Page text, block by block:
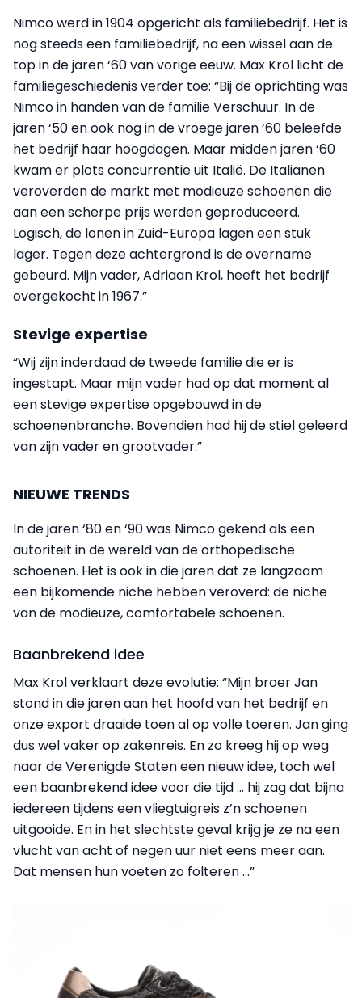
Nimco werd in 1904 opgericht als familie­bedrijf. Het is
nog steeds een familiebedrijf, na een wissel aan de
top in de jaren ‘60 van vorige eeuw. Max Krol licht de
familiegeschiedenis verder toe: “Bij de oprichting was
Nimco in handen van de familie Verschuur. In de
jaren ‘50 en ook nog in de vroege jaren ‘60 beleefde
het bedrijf haar hoogdagen. Maar midden jaren ‘60
kwam er plots concurrentie uit Italië. De Italianen
veroverden de markt met modieuze schoenen die
aan een scherpe prijs werden geproduceerd.
Logisch, de lonen in Zuid-Europa lagen een stuk
lager. Tegen deze achtergrond is de overname
gebeurd. Mijn vader, Adriaan Krol, heeft het bedrijf
over­gekocht in 1967.”
Stevige expertise
“Wij zijn inderdaad de tweede familie die er is
ingestapt. Maar mijn vader had op dat moment al
een stevige expertise opgebouwd in de
schoenenbranche. Bovendien had hij de stiel geleerd
van zijn vader en grootvader.”
NIEUWE TRENDS
In de jaren ‘80 en ‘90 was Nimco gekend als een
autoriteit in de wereld van de orthopedische
schoenen. Het is ook in die jaren dat ze langzaam
een bijkomende niche hebben veroverd: de niche
van de modieuze, comfortabele schoenen.
Baanbrekend idee
Max Krol verklaart deze evolutie: “Mijn broer Jan
stond in die jaren aan het hoofd van het bedrijf en
onze export draaide toen al op volle toeren. Jan ging
dus wel vaker op zakenreis. En zo kreeg hij op weg
naar de Verenigde Staten een nieuw idee, toch wel
een baanbrekend idee voor die tijd ... hij zag dat bijna
iedereen tijdens een vliegtuigreis z’n schoenen
uitgooide. En in het slechtste geval krijg je ze na een
vlucht van acht of negen uur niet eens meer aan.
Dat mensen hun voeten zo folteren ...”